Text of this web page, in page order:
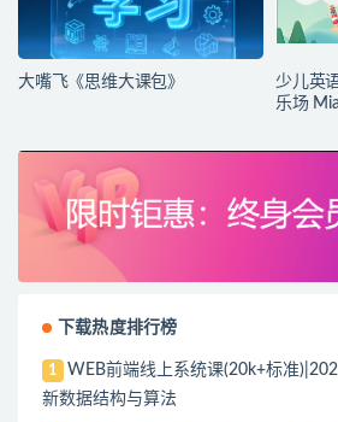
大嘴飞《思维大课包》
少儿英
乐场
下载热度排行榜
1
WEB前端线上系统课(20k+标准
新数据结构与算法